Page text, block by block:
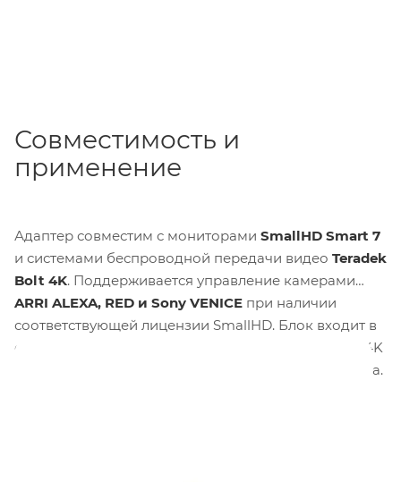
Совместимость и
применение
Адаптер совместим с мониторами SmallHD Smart 7
и системами беспроводной передачи видео Teradek
Bolt 4K. Поддерживается управление камерами
ARRI ALEXA, RED и Sony VENICE при наличии
соответствующей лицензии SmallHD. Блок входит в
состав Wireless Camera Control Starter Kit для Bolt 4K
вместе с адаптерами для передатчика и приёмника.